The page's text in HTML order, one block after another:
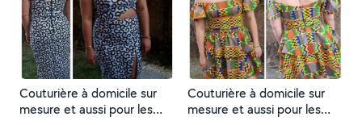
mesure et pour les
retouches
Couturière à domicile sur
mesure et aussi pour les
Couturière à domicile sur
mesure et aussi pour les